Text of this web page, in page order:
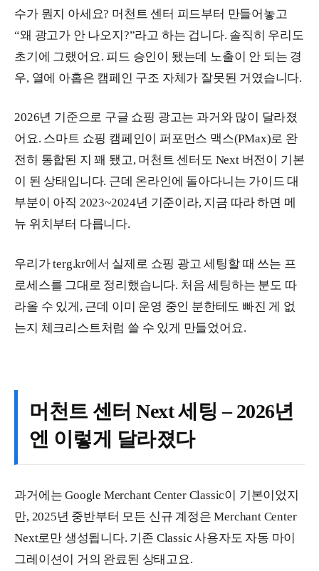
수가 뭔지 아세요? 머천트 센터 피드부터 만들어놓고
“왜 광고가 안 나오지?”라고 하는 겁니다. 솔직히 우리도
초기에 그랬어요. 피드 승인이 됐는데 노출이 안 되는 경
우, 열에 아홉은 캠페인 구조 자체가 잘못된 거였습니다.
2026년 기준으로 구글 쇼핑 광고는 과거와 많이 달라졌
어요. 스마트 쇼핑 캠페인이 퍼포먼스 맥스(PMax)로 완
전히 통합된 지 꽤 됐고, 머천트 센터도 Next 버전이 기본
이 된 상태입니다. 근데 온라인에 돌아다니는 가이드 대
부분이 아직 2023~2024년 기준이라, 지금 따라 하면 메
뉴 위치부터 다릅니다.
우리가 terg.kr에서 실제로 쇼핑 광고 세팅할 때 쓰는 프
로세스를 그대로 정리했습니다. 처음 세팅하는 분도 따
라올 수 있게, 근데 이미 운영 중인 분한테도 빠진 게 없
는지 체크리스트처럼 쓸 수 있게 만들었어요.
머천트 센터 Next 세팅 – 2026년
엔 이렇게 달라졌다
과거에는 Google Merchant Center Classic이 기본이었지
만, 2025년 중반부터 모든 신규 계정은 Merchant Center
Next로만 생성됩니다. 기존 Classic 사용자도 자동 마이
그레이션이 거의 완료된 상태고요.